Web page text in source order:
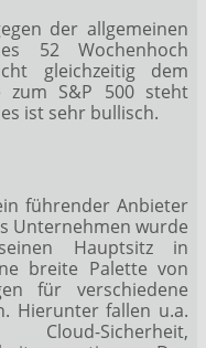
der allgemeinen
52 Wochenhoch
gleichzeitig dem
zum S&P 500 steht
ist sehr bullisch.
führender Anbieter
Unternehmen wurde
Hauptsitz in
breite Palette von
für verschiedene
Hierunter fallen u.a.
Sicherheit,